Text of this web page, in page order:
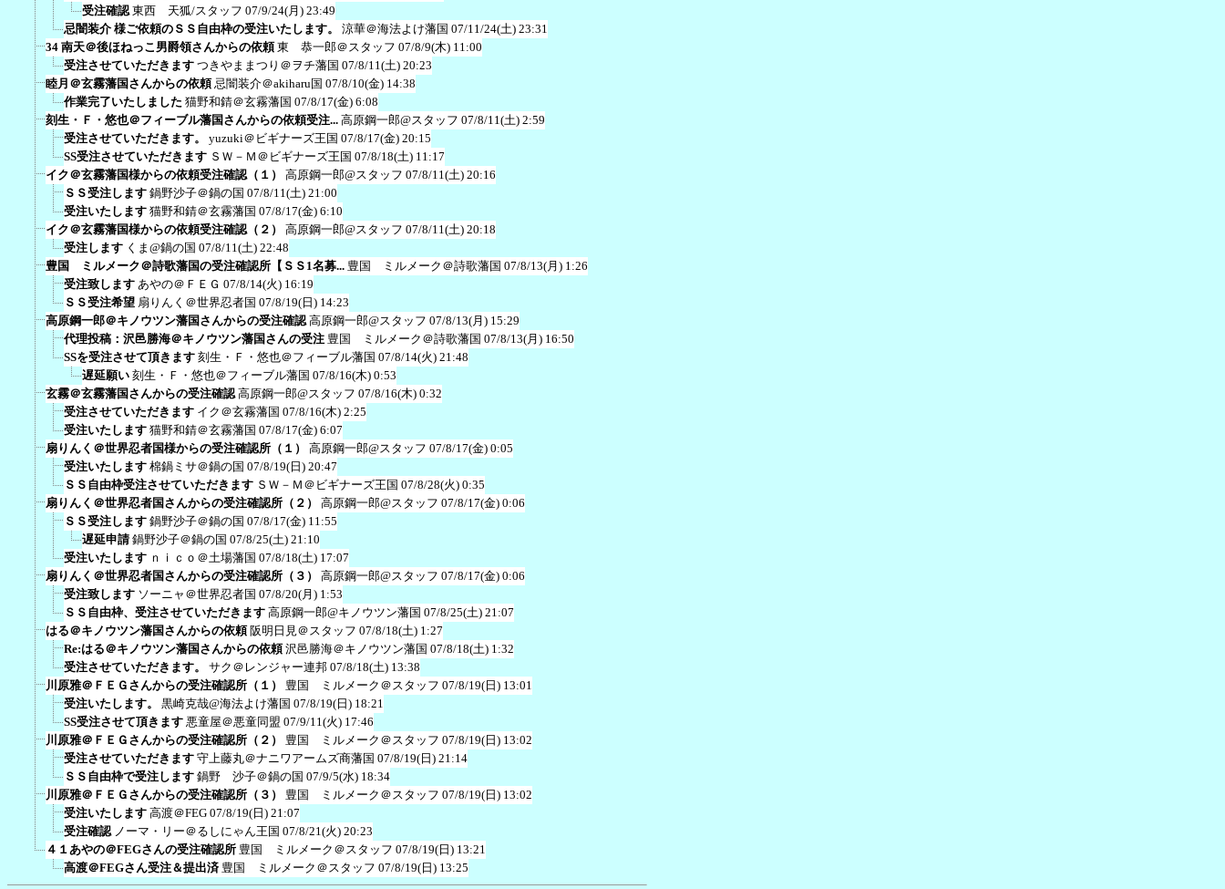
受注確認 東西 天狐/スタッフ 07/9/24(月) 23:49
忌闇装介 様ご依頼のＳＳ自由枠の受注いたします。
涼華＠海法よけ藩国 07/11/24(土) 23:31
34 南天＠後ほねっこ男爵領さんからの依頼 東 恭一郎＠スタッフ 07/8/9(木) 11:00
受注させていただきます つきやままつり＠ヲチ藩国 07/8/11(土) 20:23
睦月＠玄霧藩国さんからの依頼 忌闇装介＠akiharu国 07/8/10(金) 14:38
作業完了いたしました 猫野和錆＠玄霧藩国 07/8/17(金) 6:08
刻生・Ｆ・悠也＠フィーブル藩国さんからの依頼受注... 高原鋼一郎@スタッフ 07/8/11(土) 2:59
受注させていただきます。
yuzuki＠ビギナーズ王国 07/8/17(金) 20:15
SS受注させていただきます ＳＷ－Ｍ＠ビギナーズ王国 07/8/18(土) 11:17
イク＠玄霧藩国様からの依頼受注確認（１）
高原鋼一郎@スタッフ 07/8/11(土) 20:16
ＳＳ受注します 鍋野沙子＠鍋の国 07/8/11(土) 21:00
受注いたします 猫野和錆＠玄霧藩国 07/8/17(金) 6:10
イク＠玄霧藩国様からの依頼受注確認（２）
高原鋼一郎@スタッフ 07/8/11(土) 20:18
受注します くま@鍋の国 07/8/11(土) 22:48
豊国 ミルメーク＠詩歌藩国の受注確認所【ＳＳ1名募... 豊国 ミルメーク＠詩歌藩国 07/8/13(月) 1:26
受注致します あやの＠ＦＥＧ 07/8/14(火) 16:19
ＳＳ受注希望 扇りんく＠世界忍者国 07/8/19(日) 14:23
高原鋼一郎＠キノウツン藩国さんからの受注確認 高原鋼一郎@スタッフ 07/8/13(月) 15:29
代理投稿：沢邑勝海＠キノウツン藩国さんの受注 豊国 ミルメーク＠詩歌藩国 07/8/13(月) 16:50
SSを受注させて頂きます 刻生・Ｆ・悠也＠フィーブル藩国 07/8/14(火) 21:48
遅延願い 刻生・Ｆ・悠也＠フィーブル藩国 07/8/16(木) 0:53
玄霧＠玄霧藩国さんからの受注確認 高原鋼一郎@スタッフ 07/8/16(木) 0:32
受注させていただきます イク＠玄霧藩国 07/8/16(木) 2:25
受注いたします 猫野和錆＠玄霧藩国 07/8/17(金) 6:07
扇りんく＠世界忍者国様からの受注確認所（１）
高原鋼一郎@スタッフ 07/8/17(金) 0:05
受注いたします 棉鍋ミサ＠鍋の国 07/8/19(日) 20:47
ＳＳ自由枠受注させていただきます ＳＷ－Ｍ＠ビギナーズ王国 07/8/28(火) 0:35
扇りんく＠世界忍者国さんからの受注確認所（２）
高原鋼一郎@スタッフ 07/8/17(金) 0:06
ＳＳ受注します 鍋野沙子＠鍋の国 07/8/17(金) 11:55
遅延申請 鍋野沙子＠鍋の国 07/8/25(土) 21:10
受注いたします ｎｉｃｏ＠土場藩国 07/8/18(土) 17:07
扇りんく＠世界忍者国さんからの受注確認所（３）
高原鋼一郎@スタッフ 07/8/17(金) 0:06
受注致します ソーニャ＠世界忍者国 07/8/20(月) 1:53
ＳＳ自由枠、受注させていただきます 高原鋼一郎@キノウツン藩国 07/8/25(土) 21:07
はる＠キノウツン藩国さんからの依頼 阪明日見＠スタッフ 07/8/18(土) 1:27
Re:はる＠キノウツン藩国さんからの依頼 沢邑勝海＠キノウツン藩国 07/8/18(土) 1:32
受注させていただきます。
サク＠レンジャー連邦 07/8/18(土) 13:38
川原雅＠ＦＥＧさんからの受注確認所（１）
豊国 ミルメーク＠スタッフ 07/8/19(日) 13:01
受注いたします。
黒崎克哉@海法よけ藩国 07/8/19(日) 18:21
SS受注させて頂きます 悪童屋＠悪童同盟 07/9/11(火) 17:46
川原雅＠ＦＥＧさんからの受注確認所（２）
豊国 ミルメーク＠スタッフ 07/8/19(日) 13:02
受注させていただきます 守上藤丸＠ナニワアームズ商藩国 07/8/19(日) 21:14
ＳＳ自由枠で受注します 鍋野 沙子＠鍋の国 07/9/5(水) 18:34
川原雅＠ＦＥＧさんからの受注確認所（３）
豊国 ミルメーク＠スタッフ 07/8/19(日) 13:02
受注いたします 高渡＠FEG 07/8/19(日) 21:07
受注確認 ノーマ・リー＠るしにゃん王国 07/8/21(火) 20:23
４１あやの＠FEGさんの受注確認所 豊国 ミルメーク＠スタッフ 07/8/19(日) 13:21
高渡＠FEGさん受注＆提出済 豊国 ミルメーク＠スタッフ 07/8/19(日) 13:25